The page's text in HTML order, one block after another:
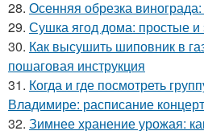
28. Осенняя обрезка
29. Сушка ягод дома: простые
30. Как высушить шиповник в
пошаговая инструкция
31. Когда и где посмотреть
Владимире: расписание
32. Зимнее хранение урожая: